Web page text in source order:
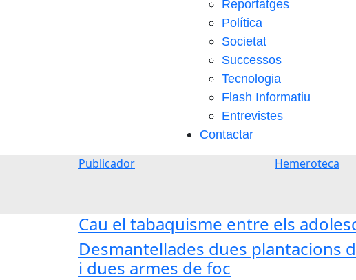
Reportatges
Política
Societat
Successos
Tecnologia
Flash Informatiu
Entrevistes
Contactar
Publicador Hemeroteca
Cau el tabaquisme entre els
Desmantellades dues plantacions
i dues armes de foc